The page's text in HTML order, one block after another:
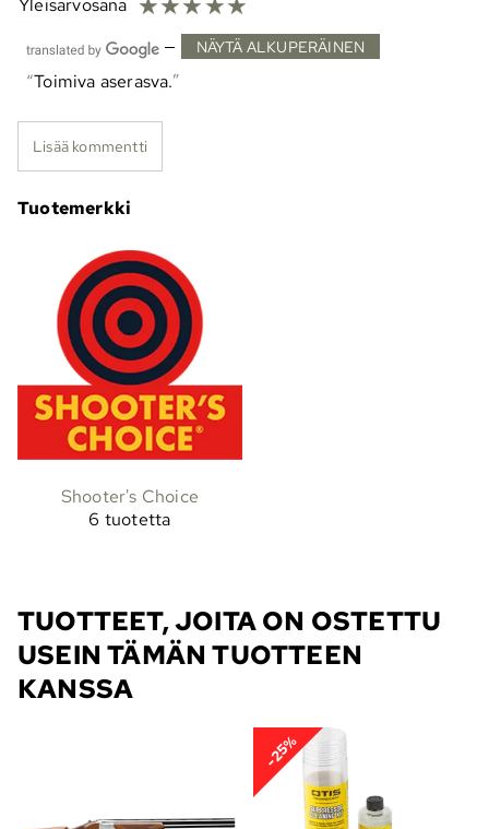
— NÄYTÄ ALKUPERÄINEN
Toimiva aserasva.
Lisää kommentti
Tuotemerkki
Shooter's Choice
6 tuotetta
TUOTTEET, JOITA ON OSTETTU
USEIN TÄMÄN TUOTTEEN
KANSSA
-25%